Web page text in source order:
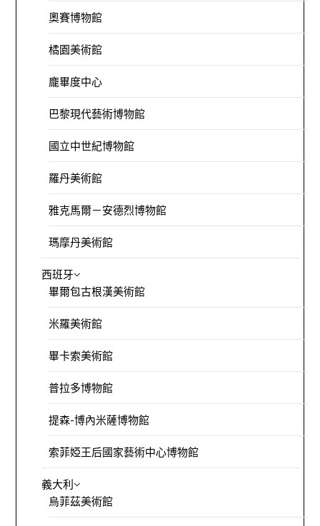
奧賽博物館
橘園美術館
龐畢度中心
巴黎現代藝術博物館
國立中世紀博物館
羅丹美術館
雅克馬爾－安德烈博物館
瑪摩丹美術館
西班牙
畢爾包古根漢美術館
米羅美術館
畢卡索美術館
普拉多博物館
提森-博內米薩博物館
索菲婭王后國家藝術中心博物館
義大利
烏菲茲美術館